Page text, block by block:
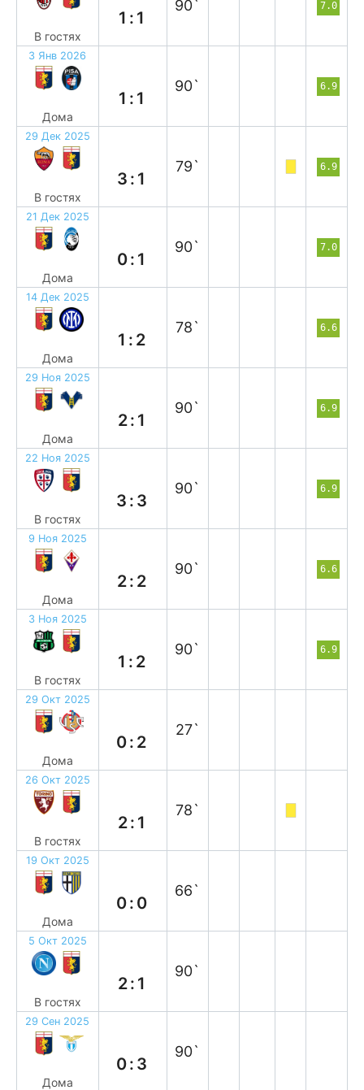
В гостях
1:1
90` 7.0
3 Янв 2026
Дома
1:1
90` 6.9
29 Дек 2025
В гостях
3:1
79` 6.9
21 Дек 2025
Дома
0:1
90` 7.0
14 Дек 2025
Дома
1:2
78` 6.6
29 Ноя 2025
Дома
2:1
90` 6.9
22 Ноя 2025
В гостях
3:3
90` 6.9
9 Ноя 2025
Дома
2:2
90` 6.6
3 Ноя 2025
В гостях
1:2
90` 6.9
29 Окт 2025
Дома
0:2
27`
26 Окт 2025
В гостях
2:1
78`
19 Окт 2025
Дома
0:0
66`
5 Окт 2025
В гостях
2:1
90`
29 Сен 2025
Дома
0:3
90`